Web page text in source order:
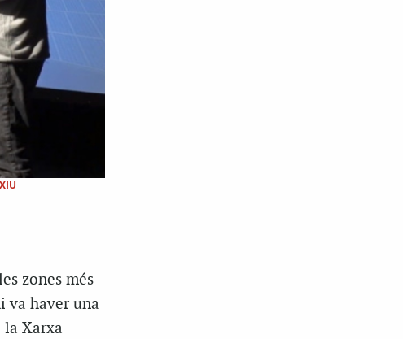
zones més
va haver una
la Xarxa